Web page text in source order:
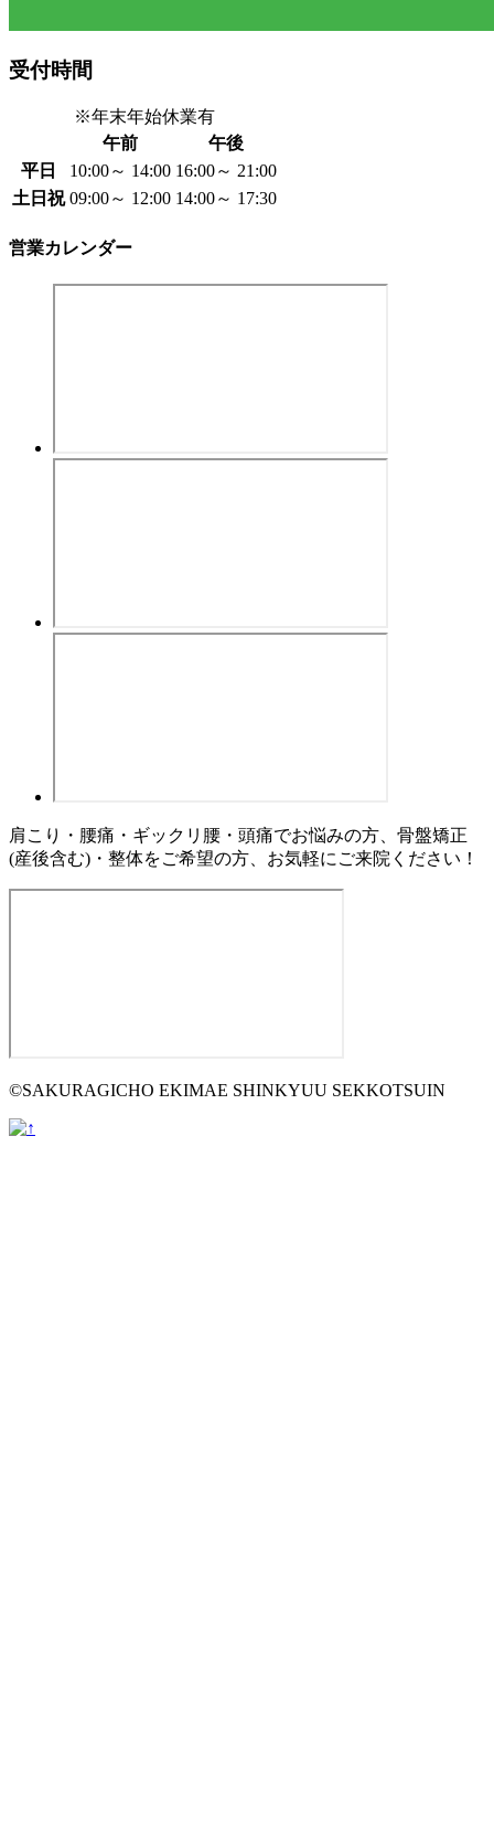
受付時間
午前
午後
平日
10:00～ 14:00 16:00～ 21:00
土日祝 09:00～ 12:00 14:00～ 17:30
※年末年始休業有
営業カレンダー
肩こり・腰痛・ギックリ腰・頭痛でお悩みの方、骨盤矯正
(産後含む)・整体をご希望の方、お気軽にご来院ください！
©SAKURAGICHO EKIMAE SHINKYUU SEKKOTSUIN